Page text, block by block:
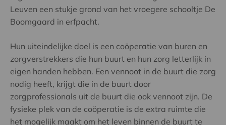
Leuven een stukje grond van het vroegere schooltje De
Boomgaard in erfpacht.
Hun uiteindelijke doel is een coöperatie van buren en
zorgverstrekkers die hun buurt en hun zorg letterlijk in
eigen handen hebben. Een vennoot in de buurt die zorg
nodig heeft, krijgt die in de buurt door
zorgprofessionals uit de buurt die ook vennoot zijn. De
fysieke plek van de coöperatie is de extra ruimte die
het mogelijk maakt om het leven binnen de buurt te